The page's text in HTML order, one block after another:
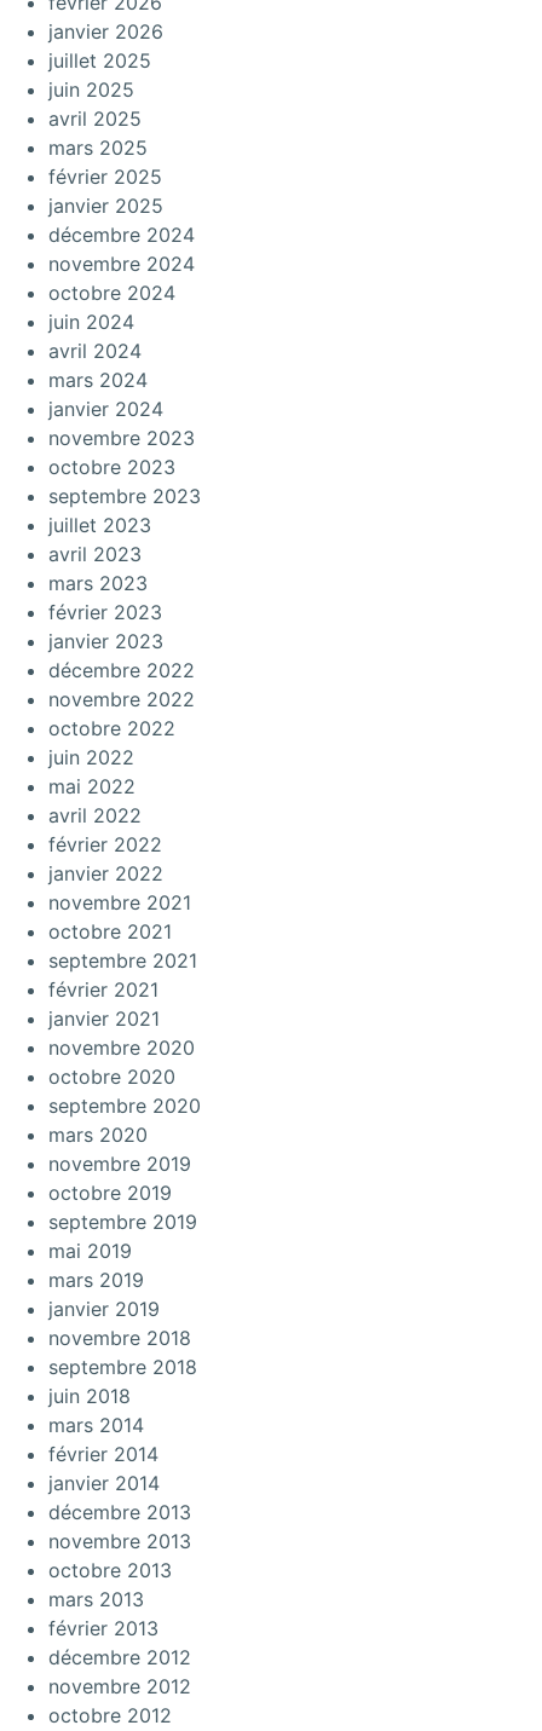
janvier 2026
juillet 2025
juin 2025
avril 2025
mars 2025
février 2025
janvier 2025
décembre 2024
novembre 2024
octobre 2024
juin 2024
avril 2024
mars 2024
janvier 2024
novembre 2023
octobre 2023
septembre 2023
juillet 2023
avril 2023
mars 2023
février 2023
janvier 2023
décembre 2022
novembre 2022
octobre 2022
juin 2022
mai 2022
avril 2022
février 2022
janvier 2022
novembre 2021
octobre 2021
septembre 2021
février 2021
janvier 2021
novembre 2020
octobre 2020
septembre 2020
mars 2020
novembre 2019
octobre 2019
septembre 2019
mai 2019
mars 2019
janvier 2019
novembre 2018
septembre 2018
juin 2018
mars 2014
février 2014
janvier 2014
décembre 2013
novembre 2013
octobre 2013
mars 2013
février 2013
décembre 2012
novembre 2012
octobre 2012